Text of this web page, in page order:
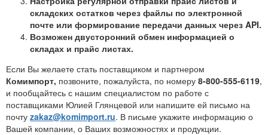
складских остатков через файлы по электронной
почте или формирование передачи данных через API.
Возможен двусторонний обмен информацией о
складах и прайс листах.
Если Вы желаете стать поставщиком и партнером
Комимпорт, позвоните, пожалуйста, по номеру 8-800-555-6119,
и пообщайтесь с нашим специалистом по работе с
поставщиками Юлией Глянцевой или напишите ей письмо на
почту zakaz@komimport.ru. В письме укажите информацию о
Вашей компании, о Ваших возможностях и продукции.